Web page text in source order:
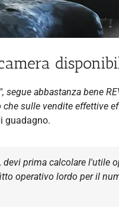
abbastanza bene
sulle vendite effettive
guadagno.
prima calcolare l'utile
operativo lordo per il